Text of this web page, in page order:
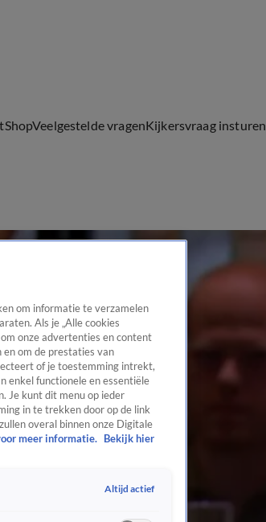
ShopVeelgestelde vragenKijkersvraag insturen
om informatie te verzamelen
Als je „Alle cookies
onze advertenties en content
om de prestaties van
of je toestemming intrekt,
enkel functionele en essentiële
Je kunt dit menu op ieder
in te trekken door op de link
overal binnen onze Digitale
meer informatie.
Bekijk hier
Altijd actief